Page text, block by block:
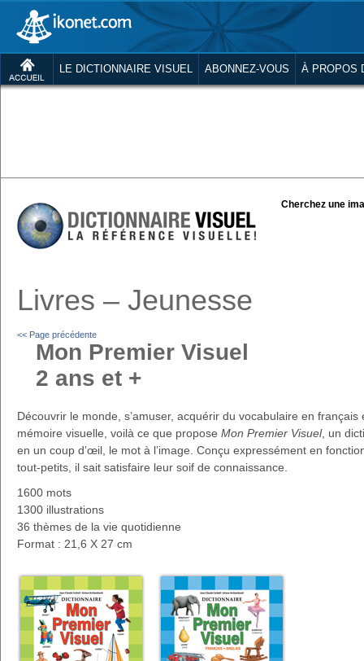
LE DICTIONNAIRE VISUEL ABONNEZ-VOUS À PROPOS
Cherchez une
Livres – Jeunesse
<< Page précédente
Mon Premier Visuel
2 ans et +
Découvrir le monde, s’amuser, acquérir du vocabulaire en
mémoire visuelle, voilà ce que propose Mon Premier Visuel, un
en un coup d’œil, le mot à l’image. Conçu expressément en
tout-petits, il sait satisfaire leur soif de connaissance.
1600 mots
1300 illustrations
36 thèmes de la vie quotidienne
Format : 21,6 X 27 cm